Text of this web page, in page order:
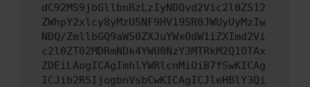
dC92MS9jbGllbnRzLzIyNDQvd2Vic2l0ZS12
ZWhpY2xlcy8yMzU5NF9HV19SR0JWUyUyMzIw
NDQ/ZmllbGQ9aW50ZXJuYWxOdW1iZXImd2Vi
c2l0ZT02MDRmNDk4YWU0NzY3MTRkM2Q1OTAx
ZDEiLAogICAgImhlYWRlcnMiOiB7fSwKICAg
ICJib2R5IjogbnVsbCwKICAgICJleHBlY3Qi